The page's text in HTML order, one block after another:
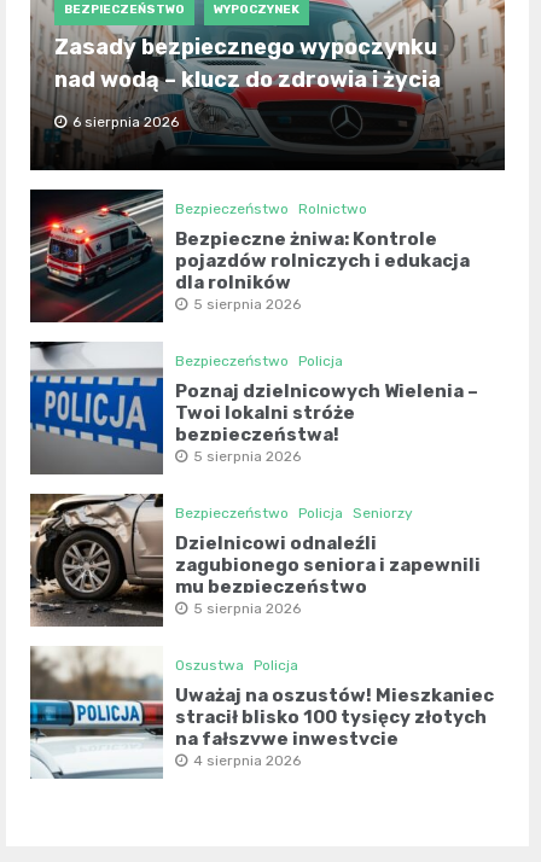
BEZPIECZEŃSTWO WYPOCZYNEK
Zasady bezpiecznego wypoczynku
nad wodą – klucz do zdrowia i życia
6 sierpnia 2026
Bezpieczeństwo Rolnictwo
Bezpieczne żniwa: Kontrole
pojazdów rolniczych i edukacja
dla rolników
5 sierpnia 2026
Bezpieczeństwo Policja
Poznaj dzielnicowych Wielenia –
Twoi lokalni stróże
bezpieczeństwa!
5 sierpnia 2026
Bezpieczeństwo Policja Seniorzy
Dzielnicowi odnaleźli
zagubionego seniora i zapewnili
mu bezpieczeństwo
5 sierpnia 2026
Oszustwa Policja
Uważaj na oszustów! Mieszkaniec
stracił blisko 100 tysięcy złotych
na fałszywe inwestycje
4 sierpnia 2026